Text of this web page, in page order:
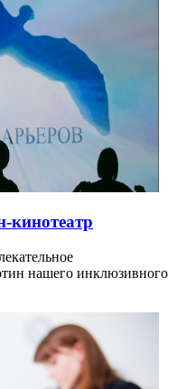
кинотеатр
нашего инклюзивного